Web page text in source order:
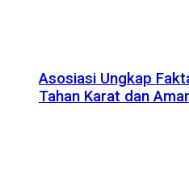
Asosiasi Ungkap
Tahan Karat dan